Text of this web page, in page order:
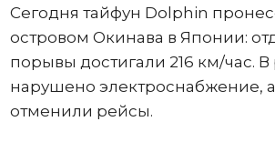
Сегодня тайфун Dolphin
островом Окинава в Японии:
порывы достигали 216 км/час.
нарушено электроснабжение,
отменили рейсы.